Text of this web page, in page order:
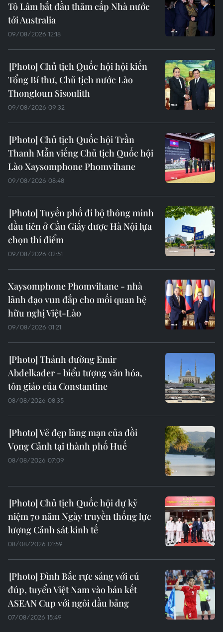
Tô Lâm bắt đầu thăm cấp Nhà nước
tới Australia
09/08/2026 12:18
Chủ tịch Quốc hội hội kiến
Tổng Bí thư, Chủ tịch nước Lào
Thongloun Sisoulith
09/08/2026 09:32
Chủ tịch Quốc hội Trần
Thanh Mẫn viếng Chủ tịch Quốc hội
Lào Xaysomphone Phomvihane
09/08/2026 08:48
Tuyến phố đi bộ thông minh
đầu tiên ở Cầu Giấy được Hà Nội lựa
chọn thí điểm
09/08/2026 02:51
Xaysomphone Phomvihane - nhà
lãnh đạo vun đắp cho mối quan hệ
hữu nghị Việt-Lào
09/08/2026 01:21
Thánh đường Emir
Abdelkader - biểu tượng văn hóa,
tôn giáo của Constantine
08/08/2026 08:35
Vẻ đẹp lãng mạn của đồi
Vọng Cảnh tại thành phố Huế
08/08/2026 07:09
Chủ tịch Quốc hội dự kỷ
niệm 70 năm Ngày truyền thống lực
lượng Cảnh sát kinh tế
08/08/2026 01:59
Đình Bắc rực sáng với cú
đúp, tuyển Việt Nam vào bán kết
ASEAN Cup với ngôi đầu bảng
07/08/2026 15:49